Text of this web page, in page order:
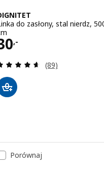
do zasłony, stal nierdz,
,- 30,-
Recenzja: 4.6 z
(89)
Porównaj